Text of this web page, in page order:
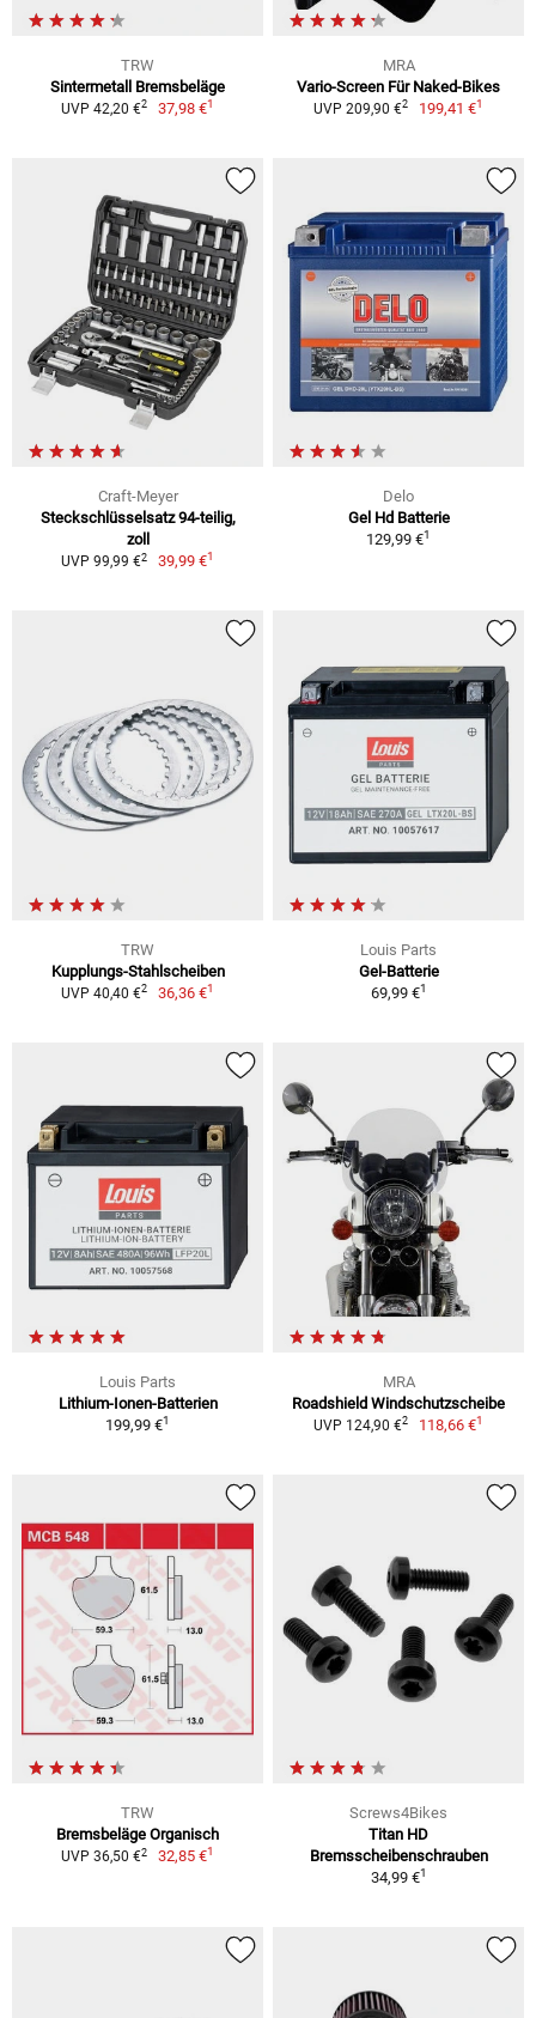
TRW
Sintermetall Bremsbeläge
UVP 42,20 €2 37,98 €1
MRA
Vario-Screen Für Naked-Bikes
UVP 209,90 €2 199,41 €1
Craft-Meyer
Steckschlüsselsatz 94-teilig,
zoll
UVP 99,99 €2 39,99 €1
Delo
Gel Hd Batterie
129,99 €1
TRW
Kupplungs-Stahlscheiben
UVP 40,40 €2 36,36 €1
Louis Parts
Gel-Batterie
69,99 €1
Louis Parts
Lithium-Ionen-Batterien
199,99 €1
MRA
Roadshield Windschutzscheibe
UVP 124,90 €2 118,66 €1
TRW
Bremsbeläge Organisch
UVP 36,50 €2 32,85 €1
Screws4Bikes
Titan HD
Bremsscheibenschrauben
34,99 €1